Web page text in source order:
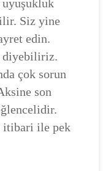
uyuşukluk
Siz yine
edin.
diyebiliriz.
çok sorun
son
itibari ile pek